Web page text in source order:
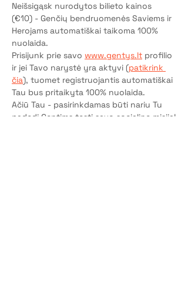
Neišsigąsk nurodytos bilieto kainos
(€10) - Genčių bendruomenės Saviems ir
Herojams automatiškai taikoma 100%
nuolaida.
Prisijunk prie savo www.gentys.lt profilio
ir jei Tavo narystė yra aktyvi (patikrink
čia), tuomet registruojantis automatiškai
Tau bus pritaikyta 100% nuolaida.
Ačiū Tau - pasirinkdamas būti nariu Tu
padedi Gentims tęsti savo socialinę misiją!